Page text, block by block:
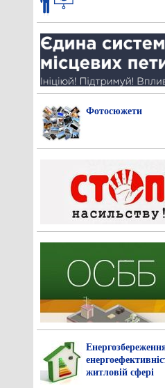
Фотосюжети
житловій сфері